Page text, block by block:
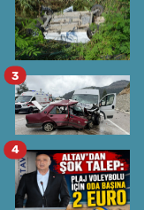
3
4